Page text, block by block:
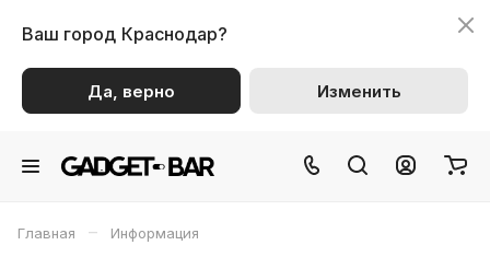
Ваш город Краснодар?
Да, верно Изменить
Главная – Информация